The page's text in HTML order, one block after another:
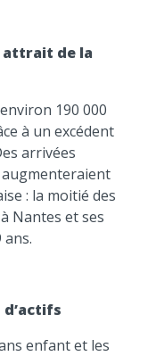
attrait de la
190 000
à un excédent
arrivées
augmenteraient
: la moitié des
Nantes et ses
enfant et les